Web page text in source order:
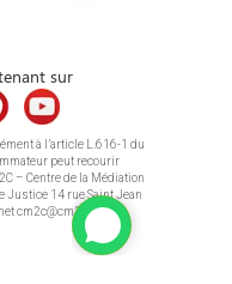
sur
à l’article L.616-1 du
peut recourir
– Centre de la Médiation
Justice 14 rue Saint Jean
cm2c@cm2c.net